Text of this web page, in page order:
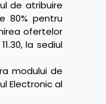
de atribuire
80% pentru
ofertelor
la sediul
modului de
Electronic al